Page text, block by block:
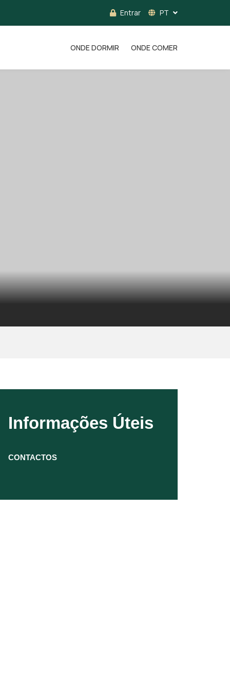
Entrar PT
ONDE DORMIR ONDE COMER
Informações Úteis
CONTACTOS